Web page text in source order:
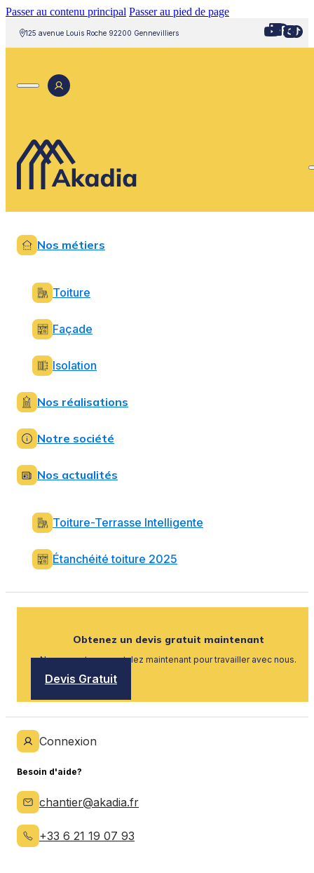
Passer au contenu principal Passer au pied de page
125 avenue Louis Roche 92200 Gennevilliers
Nos métiers
Toiture
Façade
Isolation
Nos réalisations
Notre société
Nos actualités
Toiture-Terrasse Intelligente
Étanchéité toiture 2025
Obtenez un devis gratuit maintenant
Nous recrutons, postulez maintenant pour travailler avec nous.
Devis Gratuit
Connexion
Besoin d'aide?
chantier@akadia.fr
+33 6 21 19 07 93